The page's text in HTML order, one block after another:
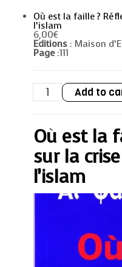
Où est la faille ?
l’islam
6,00€
Editions : Maison
Page:111
Où
la
Réflexions
sur
la
crise
du
monde
de
l’islam
quantity
Add to
Où est la
sur la
l’islam